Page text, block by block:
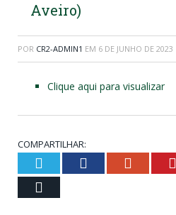
Aveiro)
POR CR2-ADMIN1 EM 6 DE JUNHO DE 2023
Clique aqui para visualizar
COMPARTILHAR:
Twitter Facebook Google+